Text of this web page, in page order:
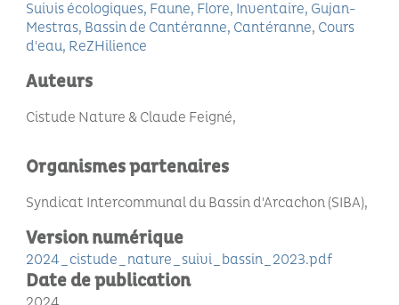
Suivis écologiques Faune Flore Inventaire Gujan-
Mestras Bassin de Cantéranne Cantéranne Cours
d'eau ReZHilience
Auteurs
Cistude Nature & Claude Feigné
Organismes partenaires
Syndicat Intercommunal du Bassin d'Arcachon (SIBA)
Version numérique
2024_cistude_nature_suivi_bassin_2023.pdf
Date de publication